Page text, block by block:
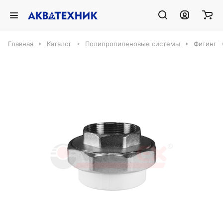
Главная Каталог Полипропиленовые системы Фитинг